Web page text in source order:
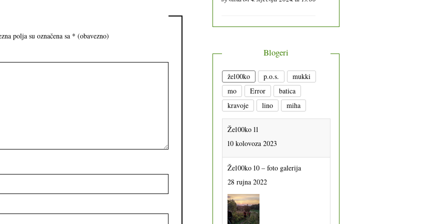
polja su označena sa * (obavezno)
Blogeri
že100ko p.o.s.
mukki
mo
Error
batica
kravoje
lino miha
Že100ko 11
10 kolovoza 2023
Že100ko 10 – foto galerija
28 rujna 2022